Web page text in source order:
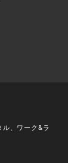
、ワーク&ラ